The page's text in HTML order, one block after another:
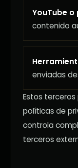
YouTube
contenido
enviadas
Estos
políticas de
controla
terceros